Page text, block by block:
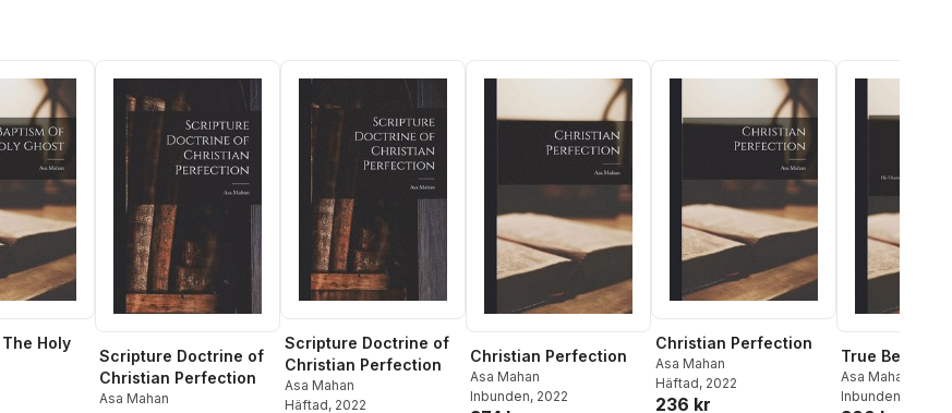
Holy
Scripture Doctrine of
Christian Perfection
Asa Mahan
Scripture Doctrine of
Christian Perfection
Asa Mahan
Häftad, 2022
Christian Perfection
Asa Mahan
Inbunden, 2022
Christian Perfection
Asa Mahan
Häftad, 2022
236 kr
True Believer
Asa Mahan
Inbunden